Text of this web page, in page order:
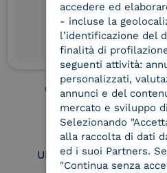
Service Provider e
Aggregatore SPID
Conservatore
qualificato
UNI EN ISO 9001
accedere ed
- incluse la
l’identificazione del
finalità di
seguenti attività:
personalizzati,
annunci e del
mercato e sviluppo
Selezionando
alla raccolta di dati
ed i suoi Partners.
"Continua senza